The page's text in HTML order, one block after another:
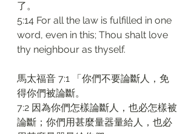
了。
5:14 For all the law is fulfilled in one
word, even in this; Thou shalt love
thy neighbour as thyself.
馬太福音 7:1 「你們不要論斷人，免
得你們被論斷。
7:2 因為你們怎樣論斷人，也必怎樣被
論斷；你們用甚麼量器量給人，也必